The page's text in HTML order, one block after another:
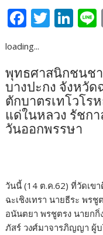
F
e
b
o
o
k
T
er
Li
e
dI
n
loading...
พุทธศาสนิกชนชา
บางปะกง จังหวั
ตักบาตรเทโวโร
แด่ในหลวง รัชก
วันออกพรรษา
วันนี้ (14 ต.ค.62) ที่วัดเข
ฉะเชิงเทรา นายธีระ พร
อนันตยา พรชูตรง นายกกิ่
ภัสร์ วงศ์มาจารภิญญา ผู้